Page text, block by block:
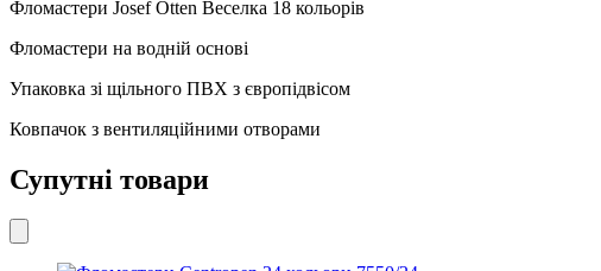
Фломастери Josef Otten Веселка 18 кольорів
Фломастери на водній основі
Упаковка зі щільного ПВХ з європідвісом
Ковпачок з вентиляційними отворами
Супутні товари